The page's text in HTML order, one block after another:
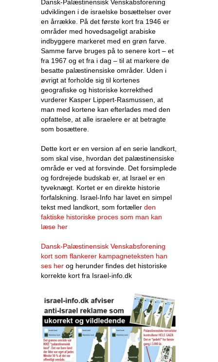
Dansk-Palæstinensisk Venskabsforening
udviklingen i de israelske bosættelser over
en årrække. På det første kort fra 1946 er
områder med hovedsageligt arabiske
indbyggere markeret med en grøn farve.
Samme farve bruges på to senere kort – et
fra 1967 og et fra i dag – til at markere de
besatte palæstinensiske områder. Uden i
øvrigt at forholde sig til kortenes
geografiske og historiske korrekthed
vurderer Kasper Lippert-Rasmussen, at
man med kortene kan efterlades med den
opfattelse, at alle israelere er at betragte
som bosættere.
Dette kort er en version af en serie landkort,
som skal vise, hvordan det palæstinensiske
område er ved at forsvinde. Det forsimplede
og fordrejede budskab er, at Israel er en
tyveknægt. Kortet er en direkte historie
forfalskning. Israel-Info har lavet en simpel
tekst med landkort, som fortæller den
faktiske historiske proces som man kan
læse her
Dansk-Palæstinensisk Venskabsforening
kort som flankerer kampagneteksten han
ses her og herunder findes det historiske
korrekte kort fra Israel-info.dk